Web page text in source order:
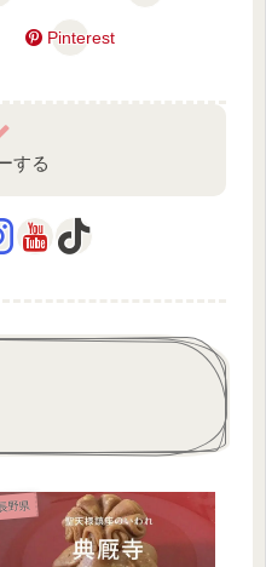
Pinterest
する
野県